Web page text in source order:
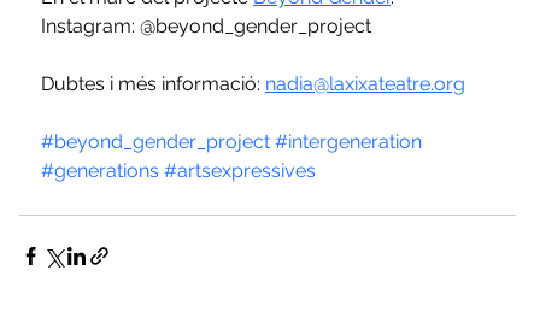
Instagram: @beyond_gender_project
Dubtes i més informació: nadia@laxixateatre.org
#beyond_gender_project #intergeneration
#generations #artsexpressives